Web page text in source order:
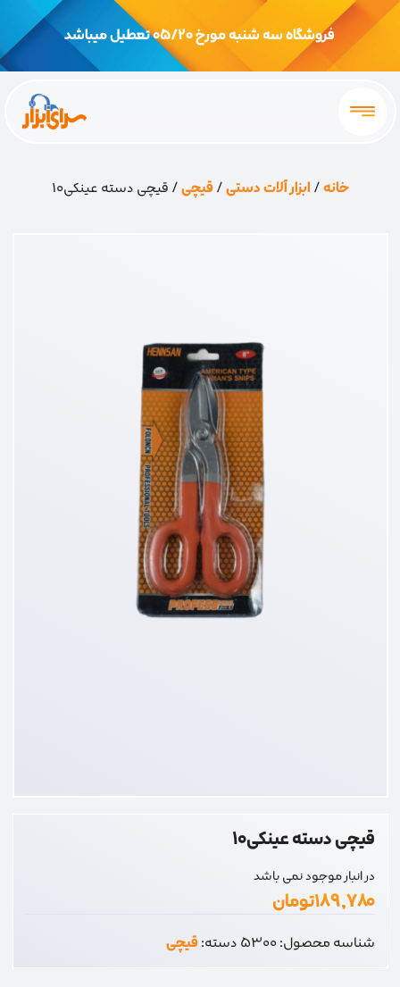
فروشگاه سه شنبه مورخ 05/20 تعطیل میباشد
خانه/ابزار آلات دستی/قیچی/ قیچی دسته عینکی10
قیچی دسته عینکی10
در انبار موجود نمی باشد
۱۸۹,۷۸۰تومان
شناسه محصول:5300دسته:قیچی